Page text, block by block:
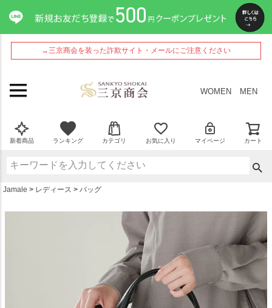
→三京商会を装った詐欺サイト・メールにご注意ください
WOMEN MEN
新着商品 ランキング カテゴリ お気に入り マイページ カート
Jamale レディース バッグ
ペー
ジト
ップ
へ